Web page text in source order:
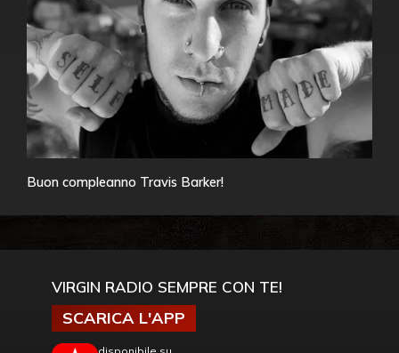
Buon compleanno Travis Barker!
VIRGIN RADIO SEMPRE CON TE!
SCARICA L'APP